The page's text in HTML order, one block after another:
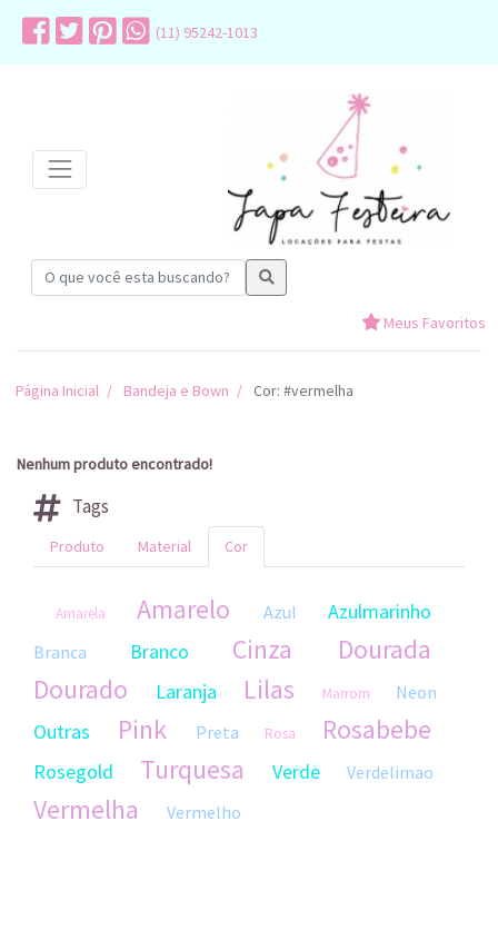
(11) 95242-1013
Meus Favoritos
Página Inicial Bandeja e Bown Cor: #vermelha
Nenhum produto encontrado!
Tags
Produto Material Cor
Amarela Amarelo Azul Azulmarinho
Branca Branco Cinza
Dourada
Dourado
Laranja Lilas Marrom Neon
Outras Pink Preta Rosa Rosabebe
Rosegold Turquesa Verde Verdelimao
Vermelha Vermelho